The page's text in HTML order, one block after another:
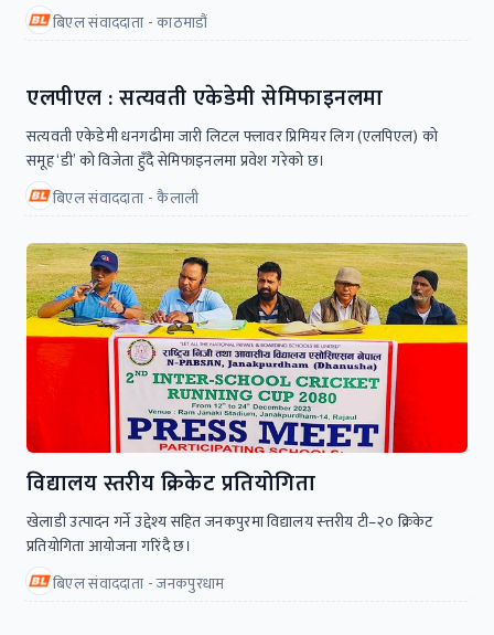
बिएल संवाददाता - काठमाडौं
एलपीएल : सत्यवती एकेडेमी सेमिफाइनलमा
सत्यवती एकेडेमी धनगढीमा जारी लिटल फ्लावर प्रिमियर लिग (एलपिएल) को
समूह ‘डी’ को विजेता हुँदै सेमिफाइनलमा प्रवेश गरेको छ।
बिएल संवाददाता - कैलाली
विद्यालय स्तरीय क्रिकेट प्रतियोगिता
खेलाडी उत्पादन गर्ने उद्देश्य सहित जनकपुरमा विद्यालय स्त्तरीय टी–२० क्रिकेट
प्रतियोगिता आयोजना गरिंदै छ।
बिएल संवाददाता - जनकपुरधाम